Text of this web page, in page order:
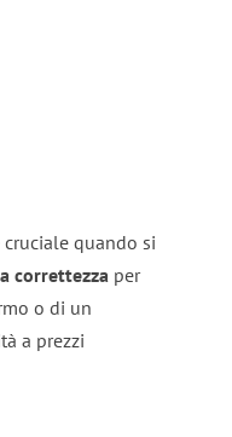
quando si
correttezza per
o di un
a prezzi